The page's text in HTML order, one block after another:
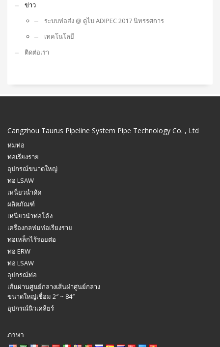
ข่าว
ระบบท่อส่ง @ ดูไบ ADIPEC 2017 นิทรรศการ
เทคโนโลยี
ติดต่อเรา
Cangzhou Taurus Pipeline System Pipe Technology Co. , Ltd
ห่มท่อ
ท่อเรียงราย
อุปกรณ์ขนาดใหญ่
ท่อ LSAW
เหนี่ยวนำดัด
ผลิตภัณฑ์
เหนี่ยวนำท่อโค้ง
เครื่องกลห่มท่อเรียงราย
ท่อเหล็กไร้รอยต่อ
ท่อ ERW
ท่อ LSAW
อุปกรณ์ท่อ
เส้นผ่านศูนย์กลางเส้นผ่าศูนย์กลาง
ขนาดใหญ่เชื่อม 2″ ~ 84″
อุปกรณ์นิวเคลียร์
ภาษา